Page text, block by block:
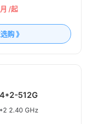
月 /起
购 》
512G
2.40 GHz